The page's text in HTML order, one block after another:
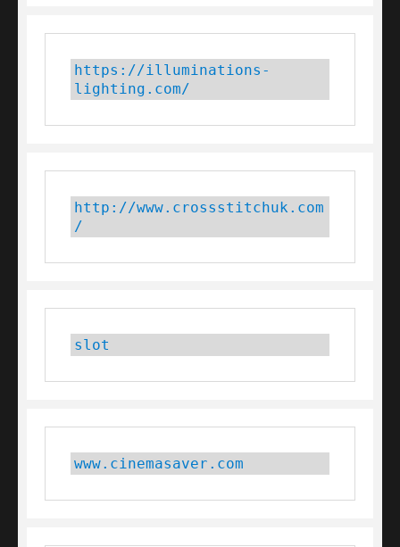
https://illuminations-
lighting.com/
http://www.crossstitchuk.com
/
slot
www.cinemasaver.com